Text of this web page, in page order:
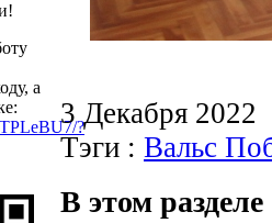
а
?
3 Декабря
Тэги : Вальс
В этом разделе